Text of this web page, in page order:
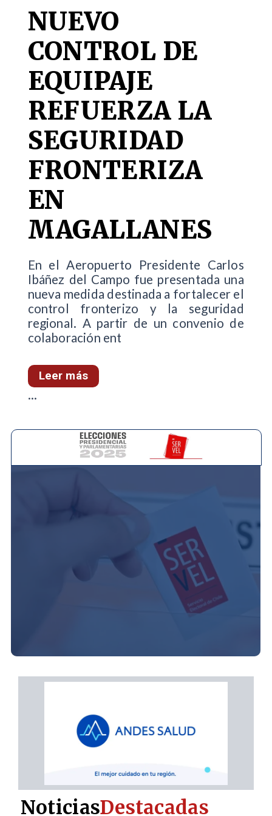
NUEVO
CONTROL DE
EQUIPAJE
REFUERZA LA
SEGURIDAD
FRONTERIZA
EN
MAGALLANES
En el Aeropuerto Presidente Carlos
Ibáñez del Campo fue presentada una
nueva medida destinada a fortalecer el
control fronterizo y la seguridad
regional. A partir de un convenio de
colaboración ent
Leer más
...
NoticiasDestacadas